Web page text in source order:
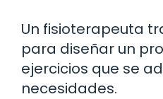
Un fisioterapeuta
para diseñar un
ejercicios que se
necesidades.